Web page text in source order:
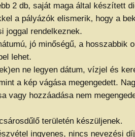
2 db, saját maga által készített
a pályázók elismerik, hogy a
joggal rendelkeznek.
jó minőségű, a hosszabbik
lehet.
ne legyen dátum, vízjel és
a kép vágása megengedett.
vagy hozzáadása nem
területén készüljenek.
ingyenes, nincs nevezési